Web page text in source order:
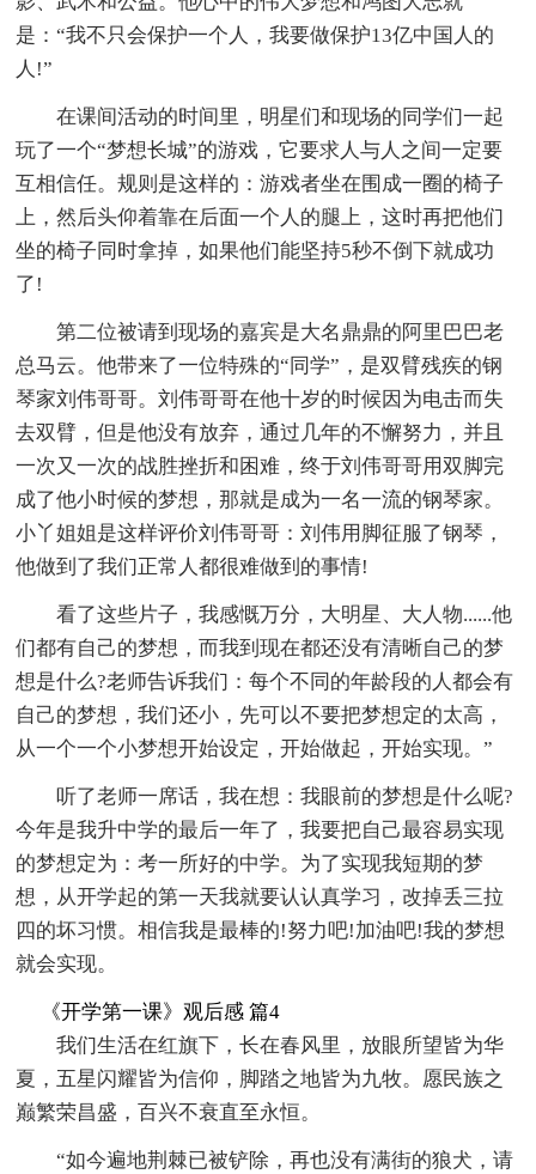
是：“我不只会保护一个人，我要做保护13亿中国人的
人!”
在课间活动的时间里，明星们和现场的同学们一起
玩了一个“梦想长城”的游戏，它要求人与人之间一定要
互相信任。规则是这样的：游戏者坐在围成一圈的椅子
上，然后头仰着靠在后面一个人的腿上，这时再把他们
坐的椅子同时拿掉，如果他们能坚持5秒不倒下就成功
了!
第二位被请到现场的嘉宾是大名鼎鼎的阿里巴巴老
总马云。他带来了一位特殊的“同学”，是双臂残疾的钢
琴家刘伟哥哥。刘伟哥哥在他十岁的时候因为电击而失
去双臂，但是他没有放弃，通过几年的不懈努力，并且
一次又一次的战胜挫折和困难，终于刘伟哥哥用双脚完
成了他小时候的梦想，那就是成为一名一流的钢琴家。
小丫姐姐是这样评价刘伟哥哥：刘伟用脚征服了钢琴，
他做到了我们正常人都很难做到的事情!
看了这些片子，我感慨万分，大明星、大人物......他
们都有自己的梦想，而我到现在都还没有清晰自己的梦
想是什么?老师告诉我们：每个不同的年龄段的人都会有
自己的梦想，我们还小，先可以不要把梦想定的太高，
从一个一个小梦想开始设定，开始做起，开始实现。”
听了老师一席话，我在想：我眼前的梦想是什么呢?
今年是我升中学的最后一年了，我要把自己最容易实现
的梦想定为：考一所好的中学。为了实现我短期的梦
想，从开学起的第一天我就要认认真学习，改掉丢三拉
四的坏习惯。相信我是最棒的!努力吧!加油吧!我的梦想
就会实现。
《开学第一课》观后感 篇4
我们生活在红旗下，长在春风里，放眼所望皆为华
夏，五星闪耀皆为信仰，脚踏之地皆为九牧。愿民族之
巅繁荣昌盛，百兴不衰直至永恒。
“如今遍地荆棘已被铲除，再也没有满街的狼犬，请